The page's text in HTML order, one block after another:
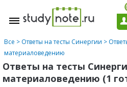
Все > Ответы на тесты Синергии >
материаловедению
Ответы на тесты
материаловедению (1